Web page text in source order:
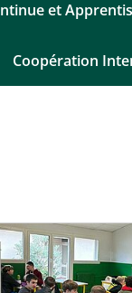
et
Coopération